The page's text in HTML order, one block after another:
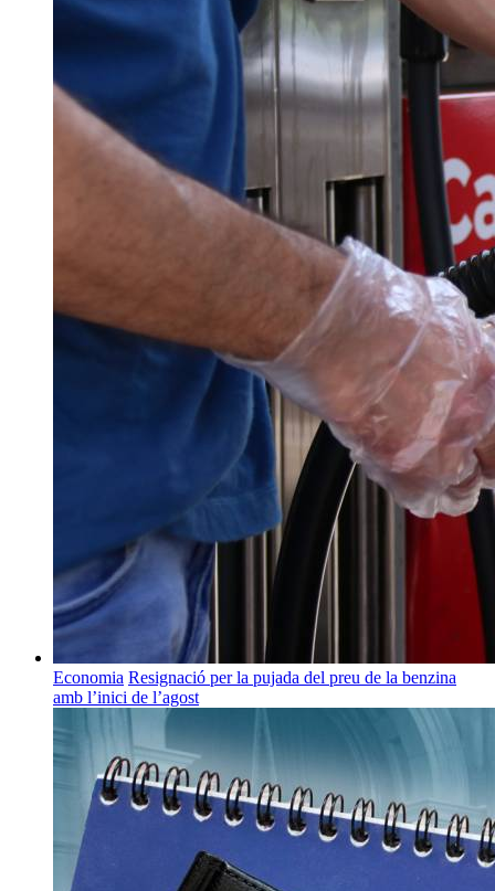
Economia Resignació per la pujada del preu de la benzina
amb l’inici de l’agost